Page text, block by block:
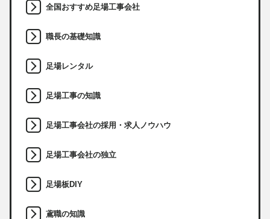
全国おすすめ足場工事会社
職長の基礎知識
足場レンタル
足場工事の知識
足場工事会社の採用・求人ノウハウ
足場工事会社の独立
足場板DIY
鳶職の知識